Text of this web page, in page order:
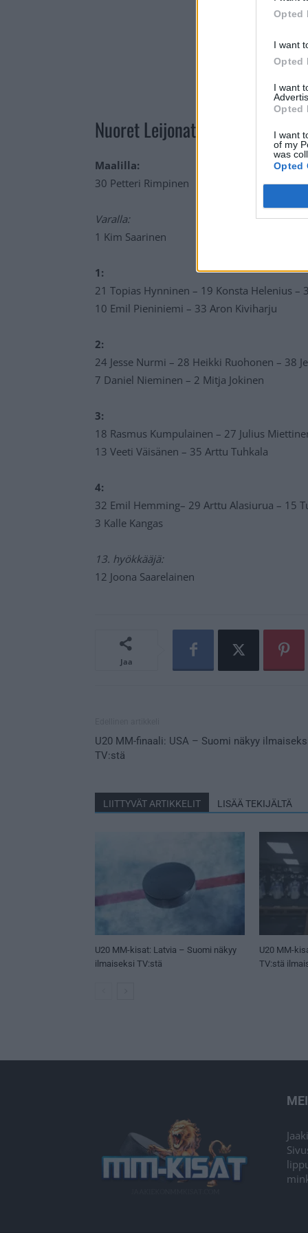
Opted
I want
Opted
I want
Opted
I want
of my
was
Opted
Nuoret Leijonat näillä ketjuilla
Maalilla:
30 Petteri Rimpinen
Varalla:
1 Kim Saarinen
1:
21 Topias Hynninen – 19 Konsta Helenius –
10 Emil Pieniniemi – 33 Aron Kiviharju
2:
24 Jesse Nurmi – 28 Heikki Ruohonen – 38
7 Daniel Nieminen – 2 Mitja Jokinen
3:
18 Rasmus Kumpulainen – 27 Julius
13 Veeti Väisänen – 35 Arttu Tuhkala
4:
32 Emil Hemming– 29 Arttu Alasiurua – 15
3 Kalle Kangas
13. hyökkääjä:
12 Joona Saarelainen
Jaa
U20 MM-finaali: USA – Suomi näkyy
TV:stä
LIITTYVÄT ARTIKKELIT LISÄÄ TEKIJÄLTÄ
U20 MM-kisat: Latvia – Suomi näkyy
ilmaiseksi TV:stä
U20 MM-
TV:stä